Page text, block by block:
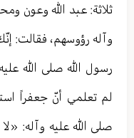
ثلاثة: عبد الله وعون
وآله رؤوسهم، فقالت:
رسول الله صلى الله
لم تعلمي أنّ جعفراً
صلى الله عليه وآله: